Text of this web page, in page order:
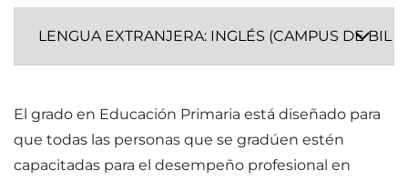
El grado en Educación Primaria está diseñado para
que todas las personas que se gradúen estén
capacitadas para el desempeño profesional en